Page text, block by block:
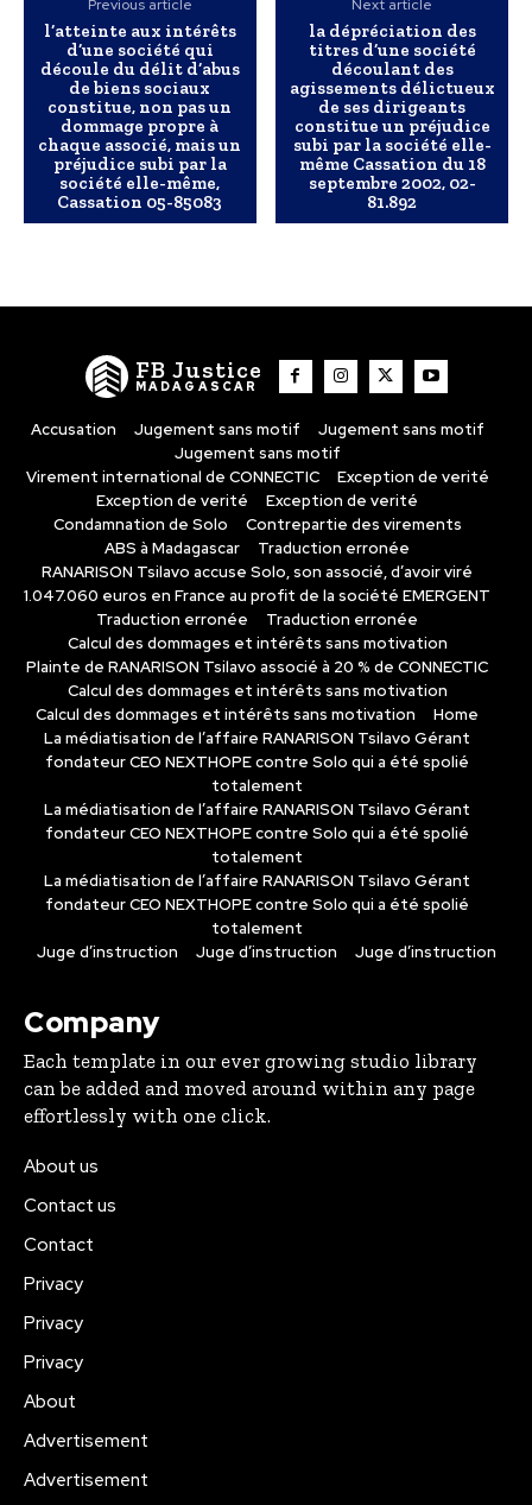
Previous article
l’atteinte aux intérêts
d’une société qui
découle du délit d’abus
de biens sociaux
constitue, non pas un
dommage propre à
chaque associé, mais un
préjudice subi par la
société elle-même,
Cassation 05-85083
Next article
la dépréciation des
titres d’une société
découlant des
agissements délictueux
de ses dirigeants
constitue un préjudice
subi par la société elle-
même Cassation du 18
septembre 2002, 02-
81.892
FB Justice
MADAGASCAR
Accusation Jugement sans motif
Jugement sans motif
Jugement sans motif
Virement international de CONNECTIC
Exception de verité
Exception de verité
Exception de verité
Condamnation de Solo
Contrepartie des virements
ABS à Madagascar
Traduction erronée
RANARISON Tsilavo accuse Solo, son associé, d’avoir viré
1.047.060 euros en France au profit de la société EMERGENT
Traduction erronée
Traduction erronée
Calcul des dommages et intérêts sans motivation
Plainte de RANARISON Tsilavo associé à 20 % de CONNECTIC
Calcul des dommages et intérêts sans motivation
Calcul des dommages et intérêts sans motivation
Home
La médiatisation de l’affaire RANARISON Tsilavo Gérant
fondateur CEO NEXTHOPE contre Solo qui a été spolié
totalement
La médiatisation de l’affaire RANARISON Tsilavo Gérant
fondateur CEO NEXTHOPE contre Solo qui a été spolié
totalement
La médiatisation de l’affaire RANARISON Tsilavo Gérant
fondateur CEO NEXTHOPE contre Solo qui a été spolié
totalement
Juge d’instruction
Juge d’instruction Juge d’instruction
Company
Each template in our ever growing studio library
can be added and moved around within any page
effortlessly with one click.
About us
Contact us
Contact
Privacy
Privacy
Privacy
About
Advertisement
Advertisement